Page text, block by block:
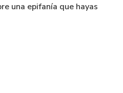
una epifanía que hayas